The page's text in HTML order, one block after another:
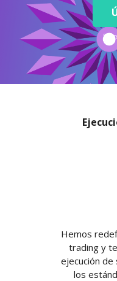
Fondos cotizados (ETFs)
Zero Account
NUEVO
Axiory App
NUEVO
Guía de instalación de
Transparencia y seguridad
Premios a nivel global
Documentos legales
Preguntas frecuentes
Contáctanos
عربى
English
Русский
Español
日本語
Prueba
El
Hemos
trading y
ejecución de
los